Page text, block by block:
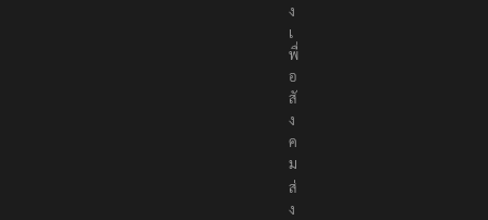
ง
เ
พื่
อ
สั
ง
ค
ม
ส่
ง